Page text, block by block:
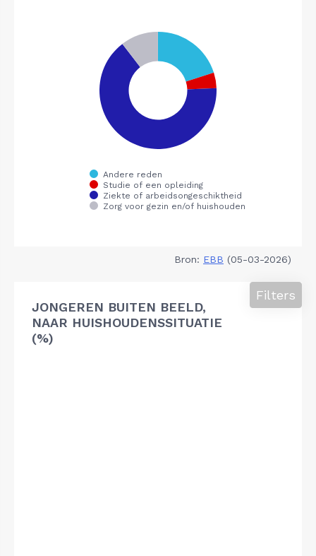
Bron: EBB (05-03-2026)
JONGEREN BUITEN BEELD,
NAAR HUISHOUDENSSITUATIE
(%)
Filters